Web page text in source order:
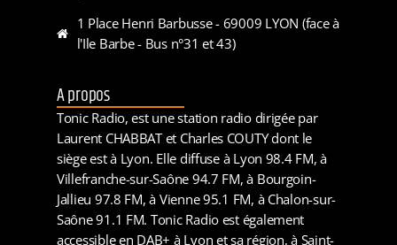
1 Place Henri Barbusse - 69009 LYON (face à
l'Ile Barbe - Bus n°31 et 43)
A propos
Tonic Radio, est une station radio dirigée par
Laurent CHABBAT et Charles COUTY dont le
siège est à Lyon. Elle diffuse à Lyon 98.4 FM, à
Villefranche-sur-Saône 94.7 FM, à Bourgoin-
Jallieu 97.8 FM, à Vienne 95.1 FM, à Chalon-sur-
Saône 91.1 FM. Tonic Radio est également
accessible en DAB+ à Lyon et sa région, à Saint-